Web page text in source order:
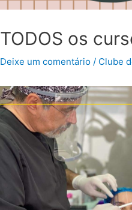
TODOS os
Deixe um comentário / Clube